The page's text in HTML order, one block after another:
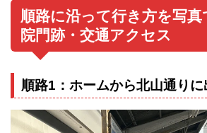
順路に沿って行き方を写
院門跡・交通アクセス
順路1：ホームから北山通り